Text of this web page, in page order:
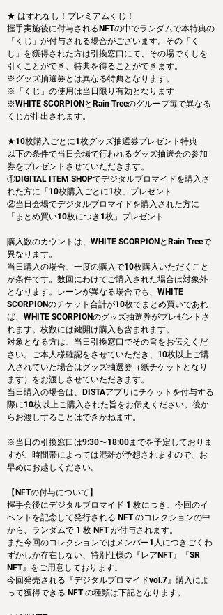
★ はずれなし！プレミアムくじ！
握手実施後に付与されるNFTの中でランダムで本特典の
「くじ」が付与される場合がございます。その「く
じ」を獲得された方は引換窓口にて、その場でくじを
引くことができ、特典を得ることができます。
※グッズ抽選券とは異なる特典となります。
※「くじ」の使用は当日限り有効となります
※WHITE SCORPIONとRain Treeのグループ毎で異なる
くじが排出されます。
★10枚購入ごとに1枚グッズ抽選券プレゼント特典
以下の条件で当日会場で行われるグッズ抽選会の参加
券をプレゼントさせていただきます。
①DIGITAL ITEM SHOPでデジタルブロマイドを購入さ
れた方に「10枚購入ごとに1枚」プレゼント
②当日会場でデジタルブロマイドを購入された方に
「まとめ買い10枚につき1枚」プレゼント
購入数のカウントは、WHITE SCORPIONとRain Treeで
異なります。
当日購入の場合、一度の購入で10枚購入いただくこと
が条件です。数回にわけてご購入された場合は対象外
となります。レーンが異なる場合でも、WHITE
SCORPIONのチケット合計が10枚でまとめ買いであれ
ば、WHITE SCORPIONのグッズ抽選券がプレゼントさ
れます。枚数には鍵開け購入も含まれます。
対象となる方は、当日引換窓口でその旨をお伝えくだ
さい。ご本人様確認をさせていただき、10枚以上ご購
入されていた場合はグッズ抽選券（紙チケットとなり
ます）をお渡しさせていただきます。
当日購入の場合は、DISTAアプリにチケットを付与する
際に10枚以上ご購入された旨をお伝えください。後か
らお渡しすることはできかねます。
※当日の引換窓口は9:30〜18:00までを予定しておりま
すが、時間帯によっては混雑が予想されますので、お
早めにお越しください。
【NFTの付与について】
握手会後にデジタルブロマイド 1 枚につき、今回のイ
ベントを記念して発行される NFT のコレクションの中
から、ランダムで 1 枚 NFT が付与されます。
また今回のコレクションではメンバー1人につきごくわ
ずかしか存在しない、特別仕様の『レアNFT』『SR
NFT』をご用意しております。
今回発売される『デジタルブロマイドvol.7』購入によ
って獲得できる NFT の種類は下記となります。